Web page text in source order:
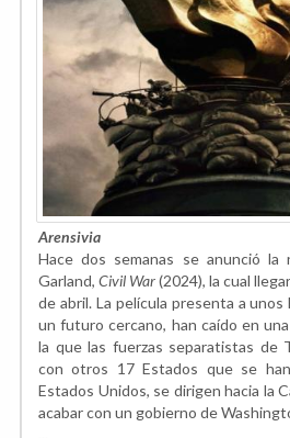
Arensivia
Hace dos semanas se anunció la
Garland, Civil War(2024), la cual
de abril. La película presenta a
un futuro cercano, han caído en
la que las fuerzas separatistas de
con otros 17 Estados que se
Estados Unidos, se dirigen hacia la
acabar con un gobierno de
...